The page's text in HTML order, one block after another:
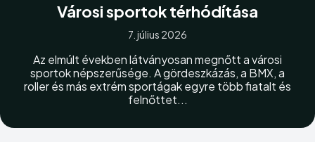
Enter the depths of the
BELÉPÉS
PÉNZÜGY HASZNOS
OTTHON INGATLAN
BELFÖLD
Enter the depths of the
BELÉPÉS
PÉNZÜGY HASZNOS
OTTHON INGATLAN
BELFÖLD
Városi sportok térhódítása
7. július 2026
Az elmúlt években látványosan megnőtt a városi
sportok népszerűsége. A gördeszkázás, a BMX, a
roller és más extrém sportágak egyre több fiatalt és
felnőttet...